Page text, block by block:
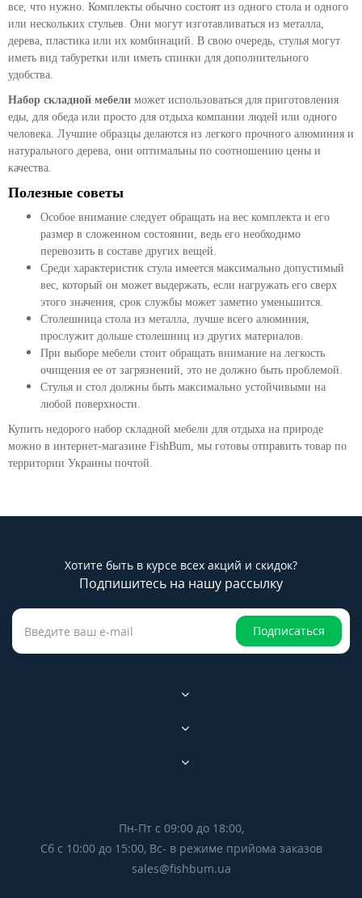
все, что нужно. Комплекты обычно состоят из одного стола и одного
или нескольких стульев. Они могут изготавливаться из металла,
дерева, пластика или их комбинаций. В свою очередь, стулья могут
иметь вид табуретки или иметь спинки для дополнительного
удобства.
Набор складной мебели может использоваться для приготовления
еды, для обеда или просто для отдыха компании людей или одного
человека. Лучшие образцы делаются из легкого прочного алюминия и
натурального дерева, они оптимальны по соотношению цены и
качества.
Полезные советы
Особое внимание следует обращать на вес комплекта и его
размер в сложенном состоянии, ведь его необходимо
перевозить в составе других вещей.
Среди характеристик стула имеется максимально допустимый
вес, который он может выдержать, если нагружать его сверх
этого значения, срок службы может заметно уменьшится.
Столешница стола из металла, лучше всего алюминия,
прослужит дольше столешниц из других материалов.
При выборе мебели стоит обращать внимание на легкость
очищения ее от загрязнений, это не должно быть проблемой.
Стулья и стол должны быть максимально устойчивыми на
любой поверхности.
Купить недорого набор складной мебели для отдыха на природе
можно в интернет-магазине FishBum, мы готовы отправить товар по
территории Украины почтой.
Хотите быть в курсе всех акций и скидок?
Подпишитесь на нашу рассылку
Подписаться
Пн-Пт с 09:00 до 18:00,
Сб с 10:00 до 15:00, Вс- в режиме прийома заказов
sales@fishbum.ua